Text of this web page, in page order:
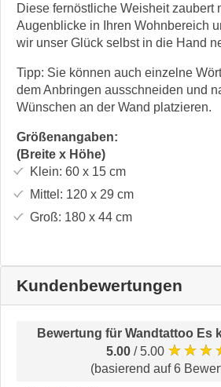
Diese fernöstliche Weisheit zaubert
Augenblicke in Ihren Wohnbereich
wir unser Glück selbst in die Hand
Tipp: Sie können auch einzelne
dem Anbringen ausschneiden und
Wünschen an der Wand platzieren.
Größenangaben:
(Breite x Höhe)
Klein: 60 x 15cm
Mittel: 120 x 29 cm
Groß: 180 x 44cm
Kundenbewertungen
Bewertung für Wandtattoo Es
5.00 / 5.00
(basierend auf 6